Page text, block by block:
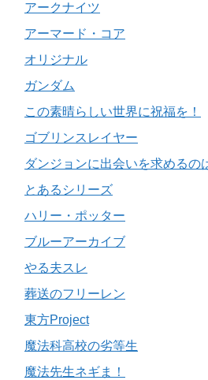
アークナイツ
アーマード・コア
オリジナル
ガンダム
この素晴らしい世界に祝福を！
ゴブリンスレイヤー
ダンジョンに出会いを求めるの
とあるシリーズ
ハリー・ポッター
ブルーアーカイブ
やる夫スレ
葬送のフリーレン
東方Project
魔法科高校の劣等生
魔法先生ネギま！